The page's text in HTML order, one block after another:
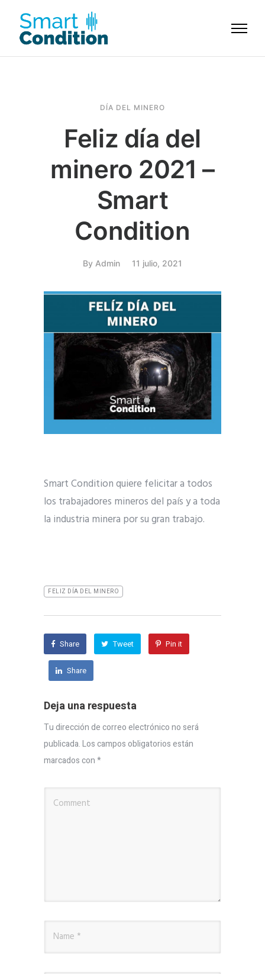
DÍA DEL MINERO
Feliz día del
minero 2021 –
Smart
Condition
By Admin 11 julio, 2021
Smart Condition quiere felicitar a todos
los trabajadores mineros del país y a toda
la industria minera por su gran trabajo.
FELIZ DÍA DEL MINERO
Share Tweet Pin it
Share
Deja una respuesta
Tu dirección de correo electrónico no será
publicada.Los campos obligatorios están
marcados con*